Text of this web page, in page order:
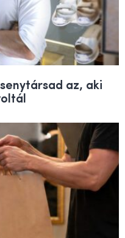
az, aki